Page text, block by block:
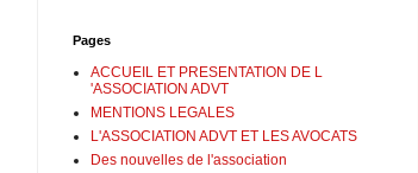
Pages
ACCUEIL ET PRESENTATION DE L
'ASSOCIATION ADVT
MENTIONS LEGALES
L'ASSOCIATION ADVT ET LES AVOCATS
Des nouvelles de l'association